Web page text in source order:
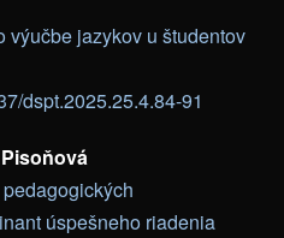
výučbe jazykov u študentov
dspt.2025.25.4.84-91
úspešneho riadenia